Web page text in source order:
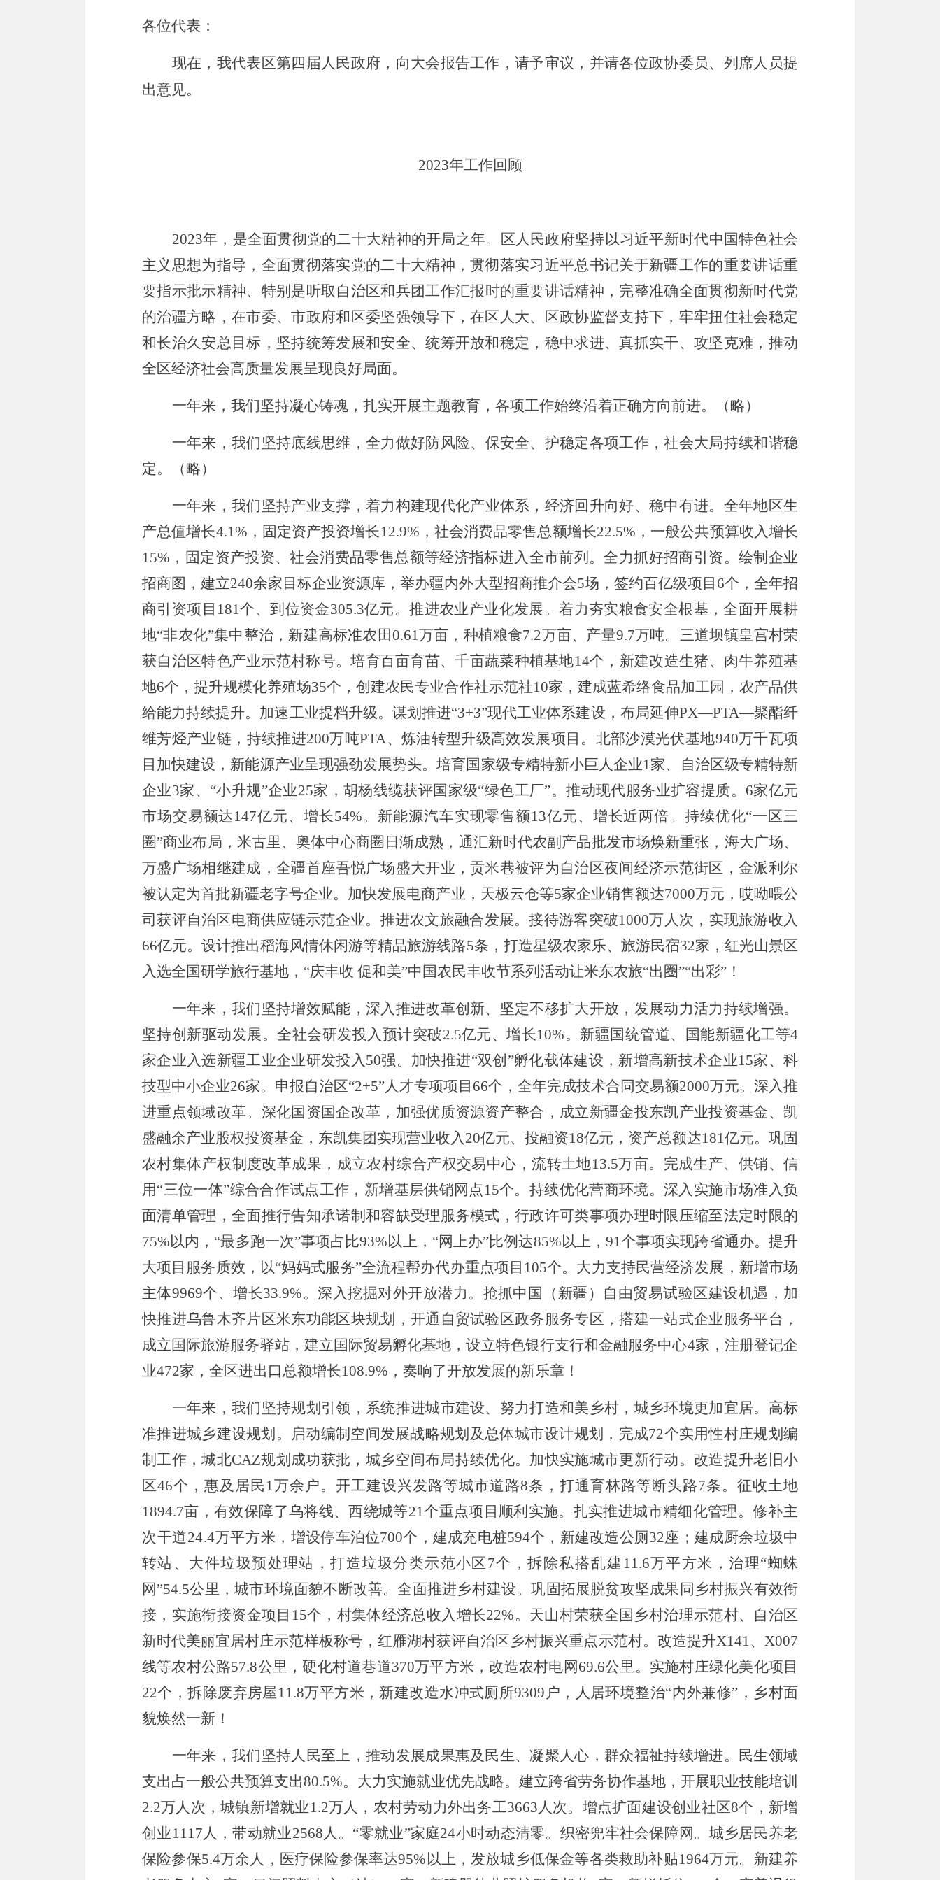
各位代表：
现在，我代表区第四届人民政府，向大会报告工作，请予审议，并请各位政协委员、列席人员提
出意见。
2023年工作回顾
2023年，是全面贯彻党的二十大精神的开局之年。 区人民政府坚持以习近平新时代中国特色社会
主义思想为指导，全面贯彻落实党的二十大精神，贯彻落实习近平总书记关于新疆工作的重要讲话重
要指示批示精神、特别是听取自治区和兵团工作汇报时的重要讲话精神，完整准确全面贯彻新时代党
的治疆方略，在市委、市政府和区委坚强领导下，在区人大、区政协监督支持下，牢牢扭住社会稳定
和长治久安总目标，坚持统筹发展和安全、统筹开放和稳定，稳中求进、真抓实干、攻坚克难，推动
全区经济社会高质量发展呈现良好局面。
一年来，我们坚持凝心铸魂，扎实开展主题教育， 各项工作始终沿着正确方向前进。 （略）
一年来，我们坚持底线思维 ，全力做好防风险、保安全、护稳定各项工作 ，社会大局持续和谐稳
定。 （略）
一年来，我们 坚持产业支撑 ，着力构建现代化产业体系，经济回升向好、稳中有进。 全年地区生
产总值增长4.1% ，固定资产投资增长 12.9% ， 社会消费品零售总额增长22.5% ，一般公共预算收入增长
15% ，固定资产投资、社会消费品零售总额等经济指标进入全市前列 。全力抓好招商引资。绘制企业
招商图，建立240余家目标企业资源库，举办疆内外大型招商推介会5场，签约百亿级项目 6个，全年招
商引资项目 181个、到位资金305.3亿元。推进农业产业化发展。着力夯实粮食安全根基，全面开展耕
地“非农化”集中整治，新建高标准农田0.61万亩，种植粮食7.2万亩、产量9.7万吨。 三道坝镇皇宫村荣
获自治区特色产业示范村称号。培育百亩育苗、千亩蔬菜种植基地14个 ， 新建改造生猪、肉牛养殖基
地6个，提升规模化养殖场35个 ，创建农民专业合作社示范社10家，建成蓝希络食品加工园，农产品供
给能力持续提升。加速工业提档升级。谋划推进“3+3”现代工业体系建设，布局延伸PX—PTA—聚酯纤
维芳烃产业链，持续推进200万吨PTA、炼油转型升级高效发展项目。北部沙漠光伏基地940万千瓦项
目加快建设，新能源产业呈现强劲发展势头。培育国家级专精特新小巨人企业1家、自治区级专精特新
企业3家、 “小升规”企业25家，胡杨线缆获评国家级“绿色工厂”。推动现代服务业扩容提质。 6家亿元
市场交易额达147亿元、 增长54%。新能源汽车实现零售额13亿元、 增长近两倍。 持续优化“一区三
圈”商业布局， 米古里、奥体中心商圈日渐成熟，通汇新时代农副产品批发市场焕新重张，海大广场、
万盛广场相继建成，全疆首座吾悦广场盛大开业，贡米巷被评为自治区夜间经济示范街区 ，金派利尔
被认定为首批新疆老字号企业。 加快发展电商产业，天极云仓等5家企业销售额达7000万元，哎呦喂公
司获评自治区电商供应链示范企业。推进农文旅融合发展。接待游客突破1000万人次，实现旅游收入
66亿元。设计推出稻海风情休闲游等精品旅游线路5条，打造星级农家乐、旅游民宿32家，红光山景区
入选全国研学旅行基地， “庆丰收 促和美”中国农民丰收节系列活动让米东农旅“出圈”“出彩” ！
一年来，我们 坚持增效赋能，深入推进改革创新、坚定不移扩大开放，发展动力活力持续增强。
坚持创新驱动发展。全社会研发投入预计突破2.5亿元、增长10%。 新疆国统管道、国能新疆化工等4
家企业入选新疆工业企业研发投入50强。 加快推进“双创”孵化载体建设 ，新增高新技术企业15家、科
技型中小企业26家。申报自治区“2+5”人才专项项目 66个，全年完成技术合同交易额2000万元。深入推
进重点领域改革。深化国资国企改革，加强优质资源资产整合，成立新疆金投东凯产业投资基金、凯
盛融余产业股权投资基金，东凯集团实现营业收入20亿元、投融资18亿元，资产总额达181亿元。巩固
农村集体产权制度改革成果，成立农村综合产权交易中心，流转土地13.5万亩。完成生产、供销、信
用“三位一体”综合合作试点工作，新增基层供销网点 15个。持续优化营商环境。深入实施市场准入负
面清单管理，全面推行告知承诺制和容缺受理服务模式，行政许可类事项办理时限压缩至法定时限的
75%以内， “最多跑一次”事项占比93%以上， “网上办”比例达85%以上， 91个事项实现跨省通办。提升
大项目服务质效，以“妈妈式服务”全流程帮办代办重点项目 105个。大力支持民营经济发展，新增市场
主体9969个、增长33.9%。深入挖掘对外开放潜力。抢抓中国（新疆）自由贸易试验区建设机遇，加
快推进乌鲁木齐片区米东功能区块规划，开通自贸试验 区政务服务专区，搭建一站式企业服务平台 ，
成立国际旅游服务驿站， 建立国际贸易孵化基地，设立特色银行支行和金融服务中心4家，注册登记企
业472家 ， 全区进出口总额增长108.9% ，奏响了开放发展的新乐章！
一年来，我们 坚持规划引领，系统推进城市建设、努力打造和美乡村，城乡环境更加宜居。 高标
准推进城乡建设规划。启动编制空间发展战略规划及总体城市设计规划，完成72个实用性村庄规划编
制工作，城北CAZ规划成功获批，城乡空间布局持续优化。加快实施城市更新行动。改造提升老旧小
区46个，惠及居民 1万余 户。 开工建设兴发路等城市道路8条，打通育林路等断头路7条。征收土地
1894.7亩，有效保障了乌将线、西绕城等21个重点项目顺利实施。扎实推进城市精细化管理。修补主
次干道24.4万平方米， 增设停车泊位700个，建成充电桩594个， 新建改造公厕32座 ；建成厨余垃圾中
转站、大件垃圾预处理站，打造垃圾分类示范小区7个，拆除私搭乱建 11.6万平方米，治理“蜘蛛
网”54.5公里，城市环境面貌不断改善。全面推进乡村建设。巩固拓展脱贫攻坚成果同乡村振兴有效衔
接，实施衔接资金项目 15个，村集体经济总收入增长22%。天山村荣获全国乡村治理示范村、自治区
新时代美丽宜居村庄示范样板称号，红雁湖村获评自治区乡村振兴重点示范村。 改造提升X141、X007
线等农村公路57.8公里，硬化村道巷道370万平方米， 改造农村电网69.6公里。实施村庄绿化美化项目
22个，拆除废弃房屋 11.8万平方米，新建改造水冲式厕所9309 户， 人居环境整治“内外兼修” ， 乡村面
貌焕然一新 ！
一年来，我们坚持人民至上，推动发展成果惠及民生、凝聚人心，群众福祉持续增进。
民生领域
支出占一般公共预算支出80.5%。大力实施就业优先战略。 建立跨省劳务协作基地， 开展职业技能培训
2.2万人次，城镇新增就业1.2万人，农村劳动力外出务工3663人次。增点扩面建设创业社区8个，新增
创业1117人，带动就业2568人。 “零就业”家庭24小时动态清零。织密兜牢社会保障网。城乡居民养老
保险参保5.4万余人，医疗保险参保率达95% 以上，发放城乡低保金等各类救助补贴1964万元。新建养